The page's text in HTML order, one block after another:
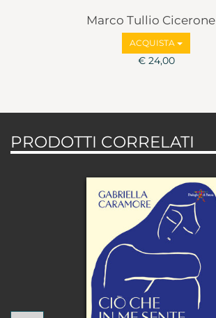
Marco Tullio Cicerone
ACQUISTA
€ 24,00
PRODOTTI CORRELATI